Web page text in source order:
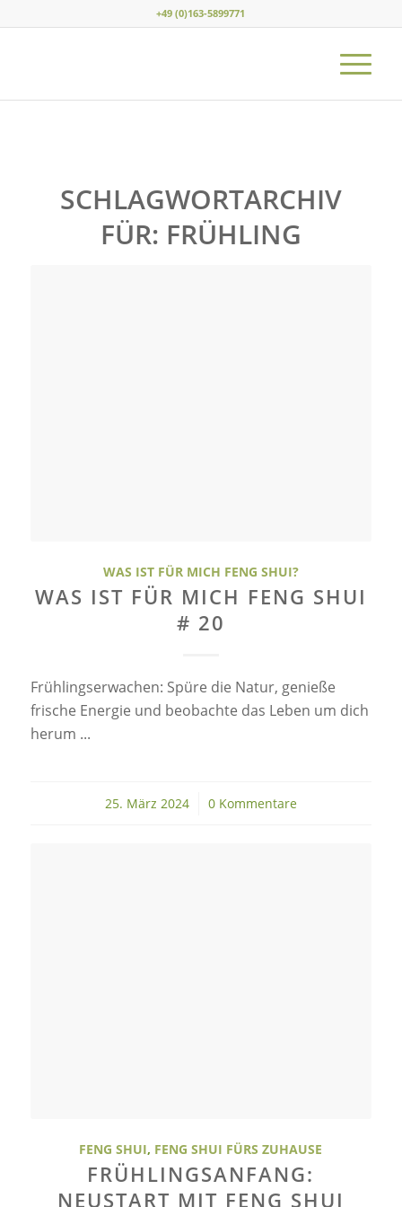
+49 (0)163-5899771
SCHLAGWORTARCHIV
FÜR: FRÜHLING
WAS IST FÜR MICH FENG SHUI?
WAS IST FÜR MICH FENG SHUI
# 20
Frühlingserwachen: Spüre die Natur, genieße
frische Energie und beobachte das Leben um dich
herum ...
25. März 2024
/ 0 Kommentare
FENG SHUI, FENG SHUI FÜRS ZUHAUSE
FRÜHLINGSANFANG:
NEUSTART MIT FENG SHUI